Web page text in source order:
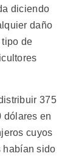
diciendo
daño
de
375
dólares en
cuyos
habían sido